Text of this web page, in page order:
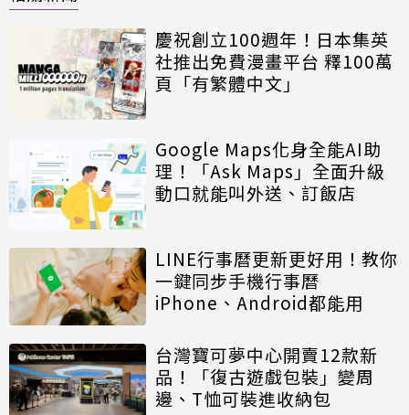
慶祝創立100週年！日本集英
社推出免費漫畫平台 釋100萬
頁「有繁體中文」
Google Maps化身全能AI助
理！「Ask Maps」全面升級
動口就能叫外送、訂飯店
LINE行事曆更新更好用！教你
一鍵同步手機行事曆
iPhone、Android都能用
台灣寶可夢中心開賣12款新
品！「復古遊戲包裝」變周
邊、T恤可裝進收納包